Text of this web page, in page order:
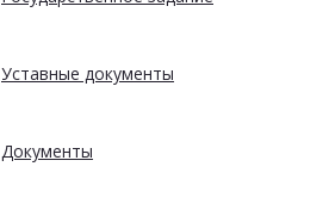
Уставные документы
Документы